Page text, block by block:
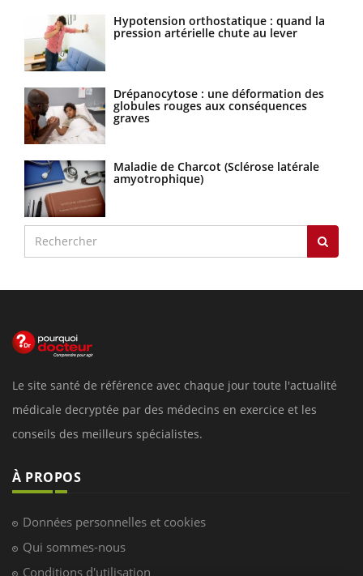
Hypotension orthostatique : quand la
pression artérielle chute au lever
Drépanocytose : une déformation des
globules rouges aux conséquences
graves
Maladie de Charcot (Sclérose latérale
amyotrophique)
Le site santé de référence avec chaque jour toute l'actualité
médicale decryptée par des médecins en exercice et les
conseils des meilleurs spécialistes.
À PROPOS
Données personnelles et cookies
Qui sommes-nous
Conditions d'utilisation